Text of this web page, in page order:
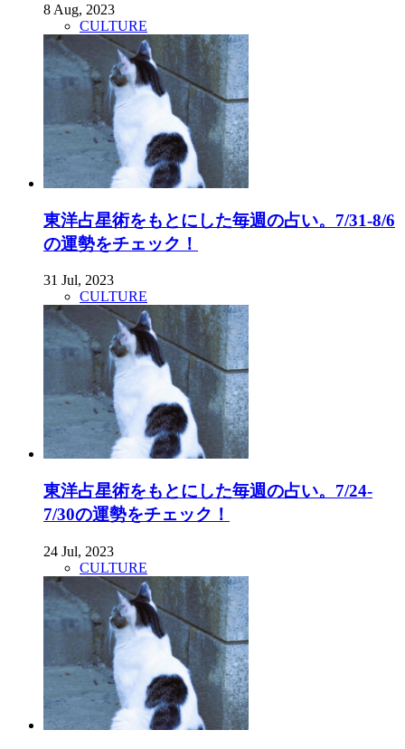
8 Aug, 2023
CULTURE
東洋占星術をもとにした毎週の占い。7/31-8/6
の運勢をチェック！
31 Jul, 2023
CULTURE
東洋占星術をもとにした毎週の占い。7/24-
7/30の運勢をチェック！
24 Jul, 2023
CULTURE